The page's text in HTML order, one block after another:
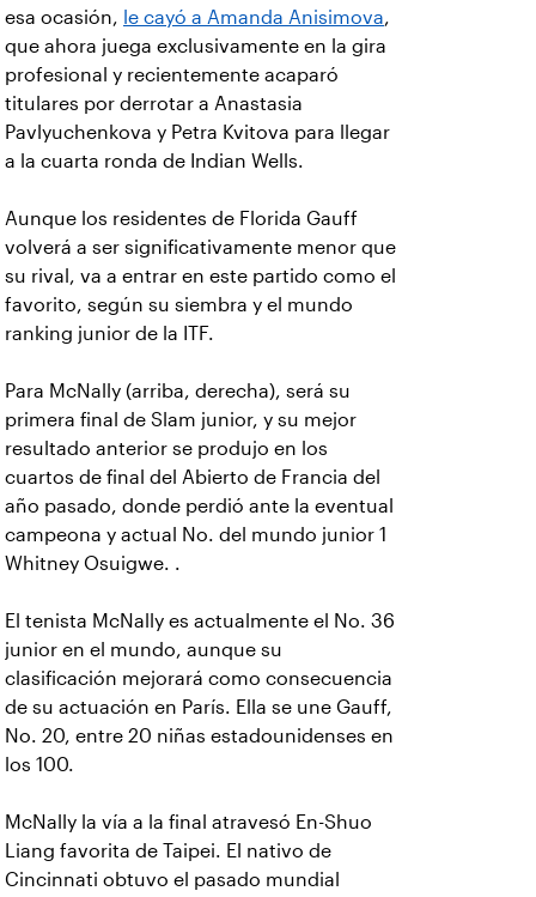
esa ocasión, le cayó a Amanda Anisimova,
que ahora juega exclusivamente en la gira
profesional y recientemente acaparó
titulares por derrotar a Anastasia
Pavlyuchenkova y Petra Kvitova para llegar
a la cuarta ronda de Indian Wells.
Aunque los residentes de Florida Gauff
volverá a ser significativamente menor que
su rival, va a entrar en este partido como el
favorito, según su siembra y el mundo
ranking junior de la ITF.
Para McNally (arriba, derecha), será su
primera final de Slam junior, y su mejor
resultado anterior se produjo en los
cuartos de final del Abierto de Francia del
año pasado, donde perdió ante la eventual
campeona y actual No. del mundo junior 1
Whitney Osuigwe. .
El tenista McNally es actualmente el No. 36
junior en el mundo, aunque su
clasificación mejorará como consecuencia
de su actuación en París. Ella se une Gauff,
No. 20, entre 20 niñas estadounidenses en
los 100.
McNally la vía a la final atravesó En-Shuo
Liang favorita de Taipei. El nativo de
Cincinnati obtuvo el pasado mundial